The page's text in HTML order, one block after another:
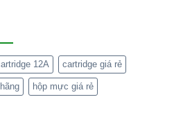
12A cartridge giá rẻ
hộp mực giá rẻ